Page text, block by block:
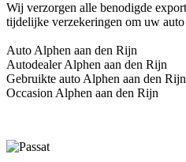
Wij verzorgen alle benodigde
tijdelijke verzekeringen om uw
Auto Alphen aan den Rijn
Autodealer Alphen aan den Rijn
Gebruikte auto Alphen aan den Rijn
Occasion Alphen aan den Rijn